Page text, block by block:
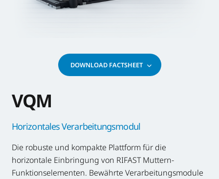
DOWNLOAD FACTSHEET
VQM
Horizontales Verarbeitungsmodul
Die robuste und kompakte Plattform für die
horizontale Einbringung von RIFAST Muttern-
Funktionselementen. Bewährte Verarbeitungsmodule